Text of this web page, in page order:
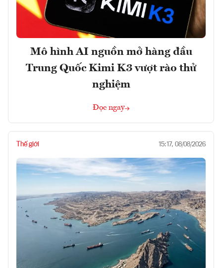
Mô hình AI nguồn mở hàng đầu
Trung Quốc Kimi K3 vượt rào thử
nghiệm
Đọc ngay
Thế giới 15:17, 08/08/2026